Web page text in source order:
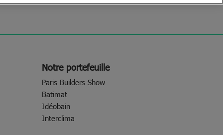
votre visite
Notre portefeuille
Paris Builders Show
Batimat
Idéobain
Interclima